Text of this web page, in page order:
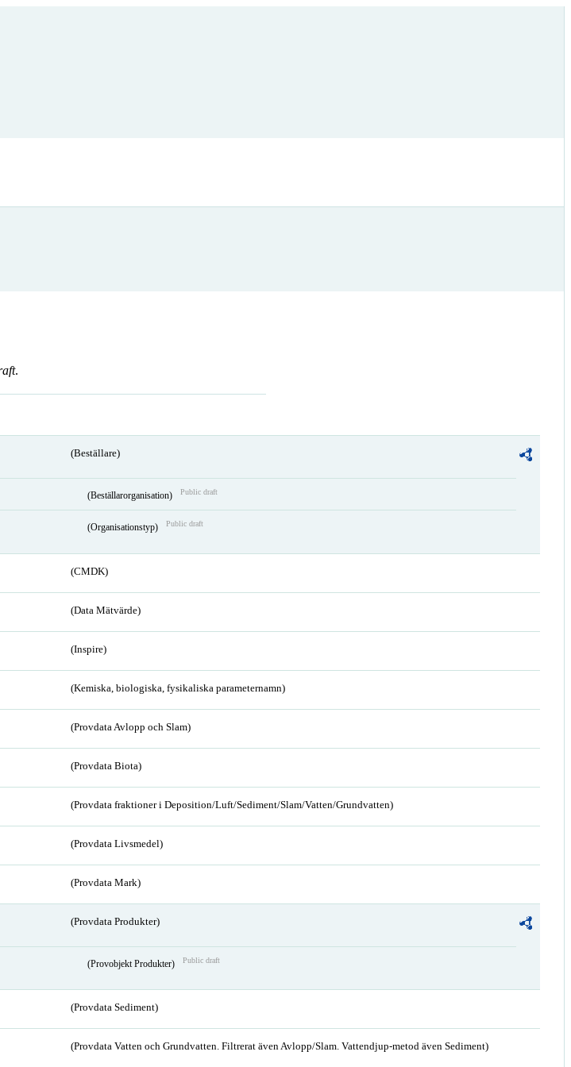
.
(Beställare)
(Beställarorganisation) Public draft
(Organisationstyp) Public draft
(CMDK)
(Data Mätvärde)
(Inspire)
(Kemiska, biologiska, fysikaliska parameternamn)
(Provdata Avlopp och Slam)
(Provdata Biota)
(Provdata fraktioner i Deposition/Luft/Sediment/Slam/Vatten/Grundvatten)
(Provdata Livsmedel)
(Provdata Mark)
(Provdata Produkter)
(Provobjekt Produkter) Public draft
(Provdata Sediment)
(Provdata Vatten och Grundvatten. Filtrerat även Avlopp/Slam. Vattendjup-metod även Sediment)